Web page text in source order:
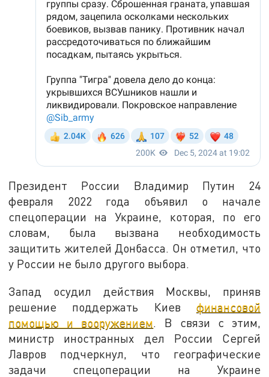
Президент России Владимир Путин 24
февраля 2022 года объявил о начале
спецоперации на Украине, которая, по его
словам, была вызвана необходимость
защитить жителей Донбасса. Он отметил, что
у России не было другого выбора.
Запад осудил действия Москвы, приняв
решение поддержать Киев финансовой
помощью и вооружением. В связи с этим,
министр иностранных дел России Сергей
Лавров подчеркнул, что географические
задачи спецоперации на Украине